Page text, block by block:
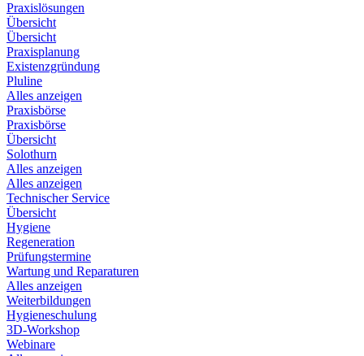
Praxislösungen
Übersicht
Übersicht
Praxisplanung
Existenzgründung
Pluline
Alles anzeigen
Praxisbörse
Praxisbörse
Übersicht
Solothurn
Alles anzeigen
Alles anzeigen
Technischer Service
Übersicht
Hygiene
Regeneration
Prüfungstermine
Wartung und Reparaturen
Alles anzeigen
Weiterbildungen
Hygieneschulung
3D-Workshop
Webinare